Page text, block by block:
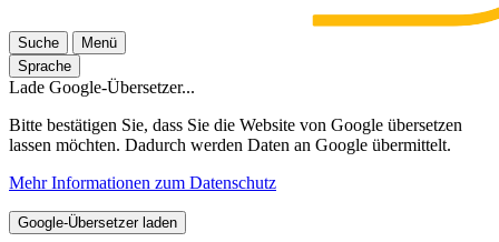
Suche
Menü
Sprache
Lade Google-Übersetzer...
Bitte bestätigen Sie, dass Sie die Website von Google übersetzen
lassen möchten. Dadurch werden Daten an Google übermittelt.
Mehr Informationen zum Datenschutz
Google-Übersetzer laden